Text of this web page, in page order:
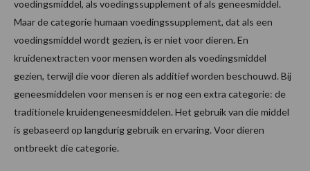
voedingsmiddel, als voedingssupplement of als geneesmiddel.
Maar de categorie humaan voedingssupplement, dat als een
voedingsmiddel wordt gezien, is er niet voor dieren. En
kruidenextracten voor mensen worden als voedingsmiddel
gezien, terwijl die voor dieren als additief worden beschouwd. Bij
geneesmiddelen voor mensen is er nog een extra categorie: de
traditionele kruidengeneesmiddelen. Het gebruik van die middel
is gebaseerd op langdurig gebruik en ervaring. Voor dieren
ontbreekt die categorie.